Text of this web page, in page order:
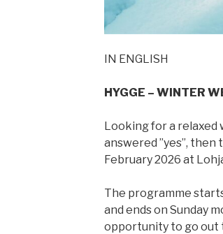
IN ENGLISH
HYGGE – WINTER
Looking for a relaxed
answered ”yes”, then
February 2026 at
The programme
and ends on Sunday
opportunity to go out